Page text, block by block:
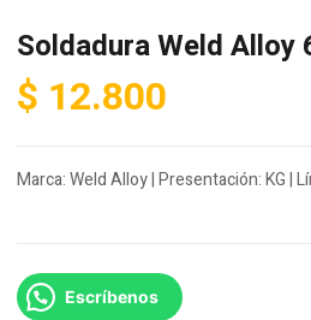
Soldadura Weld Alloy
$ 12.800
Marca: Weld Alloy | Presentación: KG |
Escríbenos